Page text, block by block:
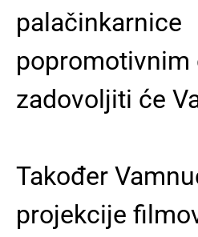
palačinkarnice
popromotivnim
zadovoljiti će
Također
projekcije